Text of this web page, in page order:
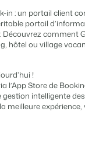
leur langue.
stratégie de
Experts
á vos questions.
APPS
Contactez
Démo
in : un portail client
portail
comment
hôtel ou village
!
l’App Store de
gestion intelligente
meilleure